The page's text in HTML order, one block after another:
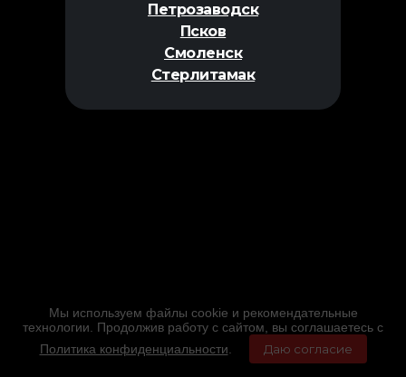
Петрозаводск
Псков
Смоленск
Стерлитамак
Мы используем файлы cookie и рекомендательные
технологии. Продолжив работу с сайтом, вы соглашаетесь с
Политика конфиденциальности
Даю согласие